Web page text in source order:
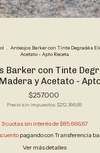
. Anteojos Barker con Tinte Degradé a
Acetato - Apto Receta
Barker con Tinte
y Acetato -
$257.000
Precio sin impuestos $212.396,69
3cuotas sin interés de$85.666,67
pagando con Transferencia
Ver más detalles